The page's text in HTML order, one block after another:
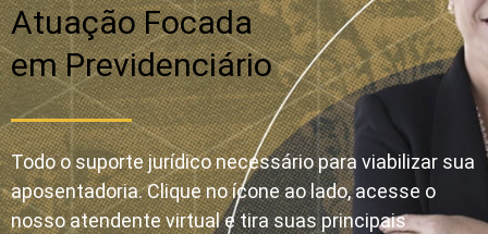
Atuação Focada
em Previdenciário
Todo o suporte jurídico necessário para viabilizar sua
aposentadoria. Clique no ícone ao lado, acesse o
nosso atendente virtual e tira suas principais